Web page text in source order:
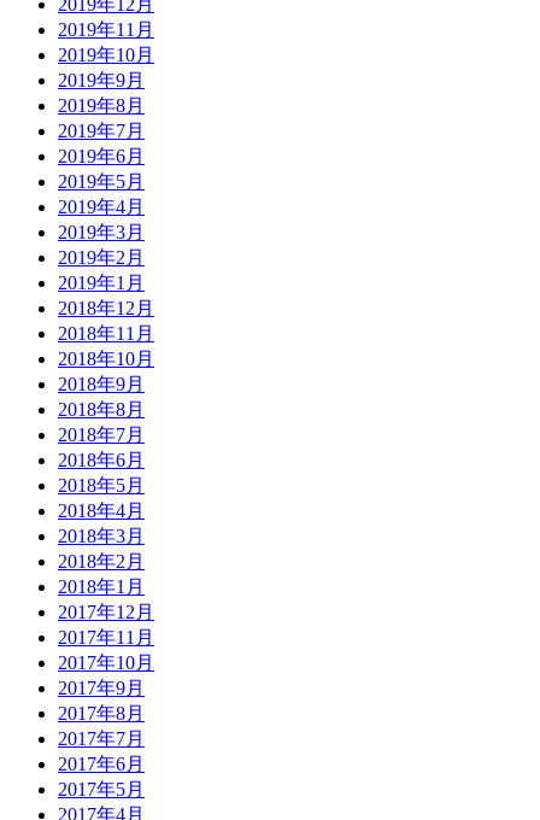
2019年11月
2019年10月
2019年9月
2019年8月
2019年7月
2019年6月
2019年5月
2019年4月
2019年3月
2019年2月
2019年1月
2018年12月
2018年11月
2018年10月
2018年9月
2018年8月
2018年7月
2018年6月
2018年5月
2018年4月
2018年3月
2018年2月
2018年1月
2017年12月
2017年11月
2017年10月
2017年9月
2017年8月
2017年7月
2017年6月
2017年5月
2017年4月